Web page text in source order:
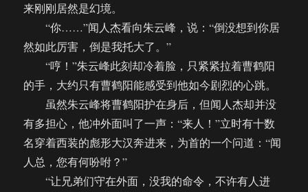
来刚刚居然是幻境。
“你……”闻人杰看向朱云峰，说：“倒没想到你居
然如此厉害，倒是我托大了。”
“哼！”朱云峰此刻却冷着脸，只紧紧拉着曹鹤阳
的手，大约只有曹鹤阳能感受到他如今剧烈的心跳。
虽然朱云峰将曹鹤阳护在身后，但闻人杰却并没
有多担心，他冲外面叫了一声：“来人！”立时有十数
名穿着西装的彪形大汉奔进来，为首的一个问道：“闻
人总，您有何吩咐？”
“让兄弟们守在外面，没我的命令，不许有人进